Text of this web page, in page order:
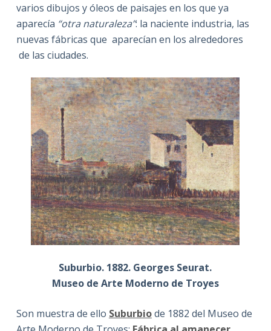
varios dibujos y óleos de paisajes en los que ya
aparecía “otra naturaleza”: la naciente industria, las
nuevas fábricas que aparecían en los alrededores
de las ciudades.
Suburbio. 1882. Georges Seurat.
Museo de Arte Moderno de Troyes
Son muestra de ello Suburbiode 1882 del Museo de